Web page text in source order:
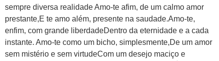
sempre diversa realidade Amo-te afim, de um calmo amor
prestante,E te amo além, presente na saudade.Amo-te,
enfim, com grande liberdadeDentro da eternidade e a cada
instante. Amo-te como um bicho, simplesmente,De um amor
sem mistério e sem virtudeCom um desejo maciço e